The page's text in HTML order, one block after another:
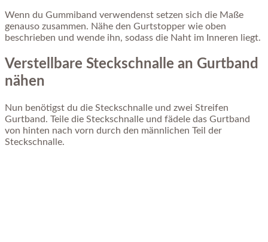
Wenn du Gummiband verwendenst setzen sich die Maße
genauso zusammen. Nähe den Gurtstopper wie oben
beschrieben und wende ihn, sodass die Naht im Inneren liegt.
Verstellbare Steckschnalle an Gurtband
nähen
Nun benötigst du die Steckschnalle und zwei Streifen
Gurtband. Teile die Steckschnalle und fädele das Gurtband
von hinten nach vorn durch den männlichen Teil der
Steckschnalle.